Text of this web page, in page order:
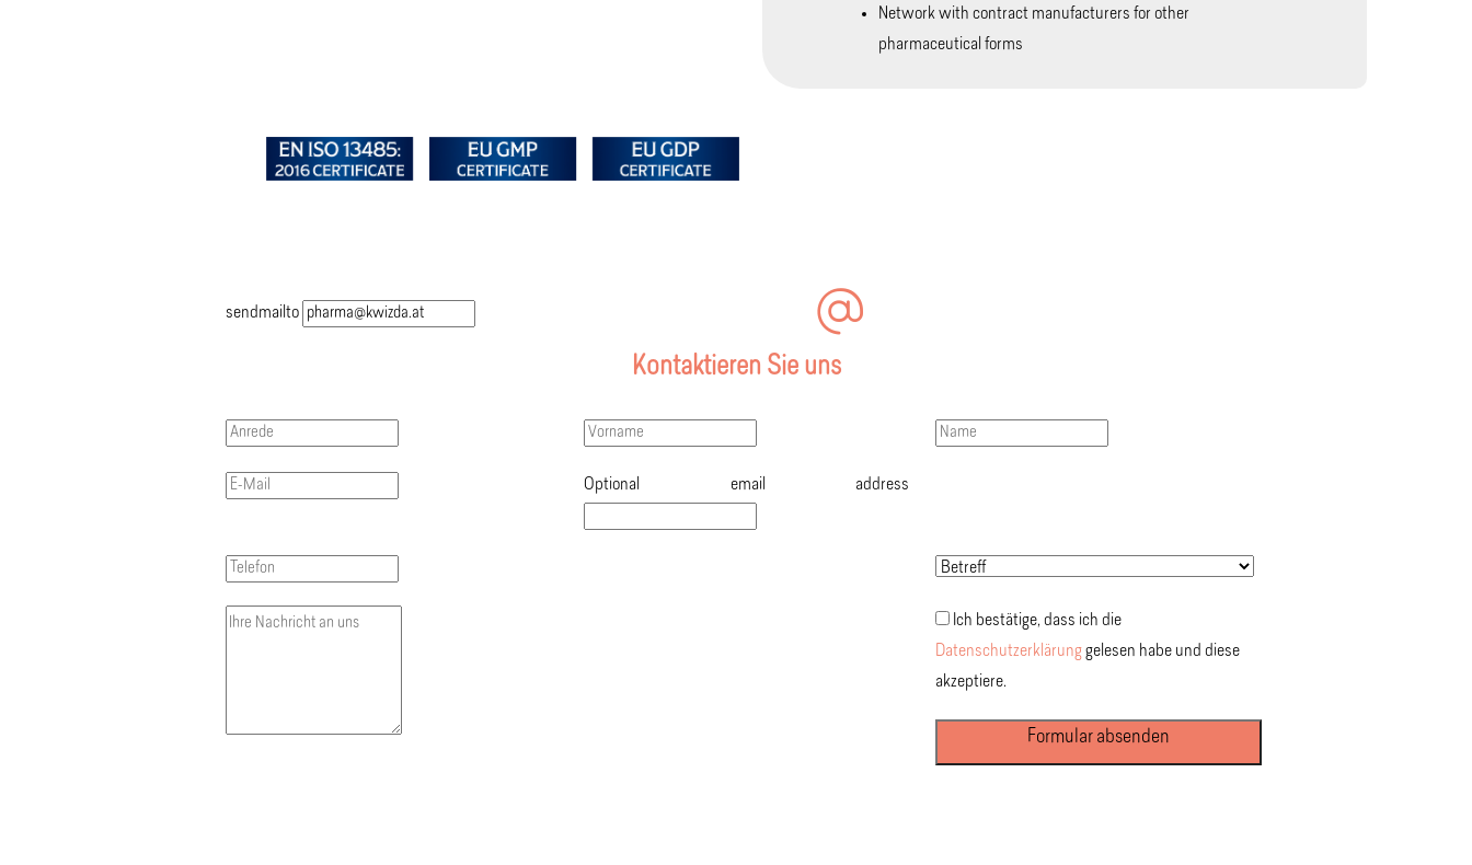
Network with contract manufacturers for other
pharmaceutical forms
sendmailto
Kontaktieren Sie uns
Optional email address
Ich bestätige, dass ich die
Datenschutzerklärunggelesen habe und diese
akzeptiere.
Formular absenden